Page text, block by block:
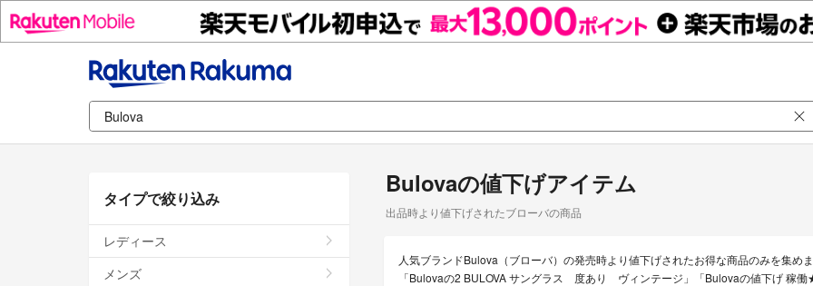
Bulovaの値下げアイテム
出品時より値下げされたブローバの商品
人気ブランドBulova（ブローバ）の発売時より値下げされたお得な商品のみを集め
「Bulovaの2 BULOVA サングラス 度あり ヴィンテージ」「Bulovaの値下げ 稼
タイプで絞り込み
レディース
メンズ